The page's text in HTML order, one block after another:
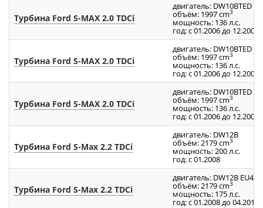
Турбина Ford S-MAX 2.0 TDCi
двигатель: DW10BTED
объём: 1997 cm3
мощность: 136 л.с.
год: с 01.2006 до 12.2008
Турбина Ford S-MAX 2.0 TDCi
двигатель: DW10BTED
объём: 1997 cm3
мощность: 136 л.с.
год: с 01.2006 до 12.2008
Турбина Ford S-MAX 2.0 TDCi
двигатель: DW10BTED
объём: 1997 cm3
мощность: 136 л.с.
год: с 01.2006 до 12.2008
Турбина Ford S-Max 2.2 TDCi
двигатель: DW12B
объём: 2179 cm3
мощность: 200 л.с.
год: с 01.2008
Турбина Ford S-Max 2.2 TDCi
двигатель: DW12B EU4
объём: 2179 cm3
мощность: 175 л.с.
год: с 01.2008 до 04.2010